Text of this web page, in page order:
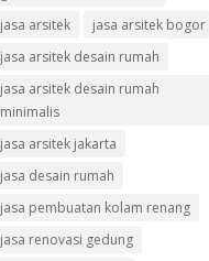
jasa arsitek
jasa arsitek bogor
jasa arsitek desain rumah
jasa arsitek desain rumah
minimalis
jasa arsitek jakarta
jasa desain rumah
jasa pembuatan kolam renang
jasa renovasi gedung